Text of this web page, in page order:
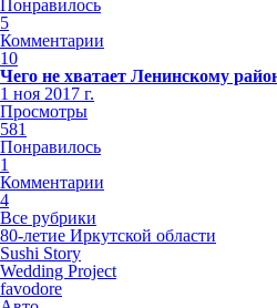
Понравилось
5
Комментарии
10
Чего не хватает Ленинскому
1 ноя 2017 г.
Просмотры
581
Понравилось
1
Комментарии
4
Все рубрики
80-летие Иркутской области
Sushi Story
Wedding Project
favodore